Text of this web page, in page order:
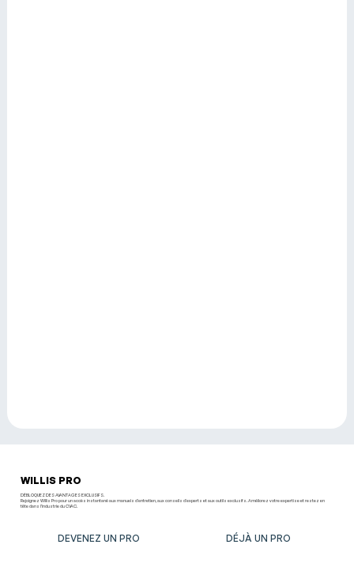
WILLIS PRO
DÉBLOQUEZ DES AVANTAGES EXCLUSIFS.
Rejoignez Willis Pro pour un accès instantané aux manuels d'entretien, aux conseils d'experts et aux outils exclusifs. Améliorez votre expertise et restez en
tête dans l’industrie du CVAC.
DEVENEZ UN PRO DÉJÀ UN PRO